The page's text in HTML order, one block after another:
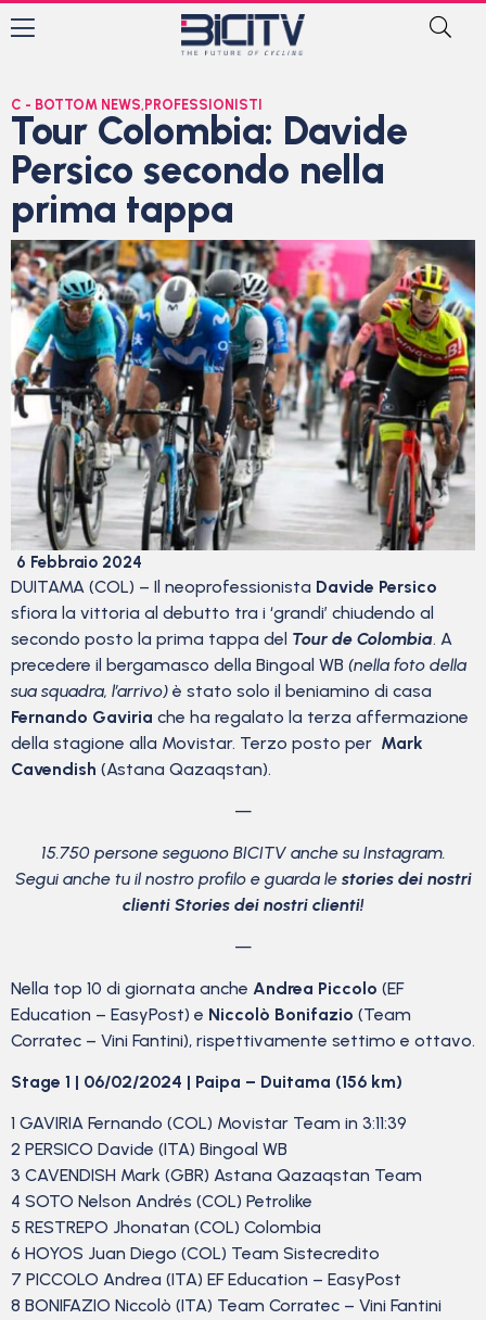
C - BOTTOM NEWS, PROFESSIONISTI
Tour Colombia: Davide
Persico secondo nella
prima tappa
6 Febbraio 2024
DUITAMA (COL) – Il neoprofessionista Davide Persico
sfiora la vittoria al debutto tra i ‘grandi’ chiudendo al
secondo posto la prima tappa del Tour de Colombia. A
precedere il bergamasco della Bingoal WB (nella foto della
sua squadra, l’arrivo) è stato solo il beniamino di casa
Fernando Gaviria che ha regalato la terza affermazione
della stagione alla Movistar. Terzo posto per Mark
Cavendish (Astana Qazaqstan).
—
15.750 persone seguono BICITV anche su Instagram.
Segui anche tu il nostro profilo e guarda le stories dei nostri
clienti Stories dei nostri clienti!
—
Nella top 10 di giornata anche Andrea Piccolo (EF
Education – EasyPost) e Niccolò Bonifazio (Team
Corratec – Vini Fantini), rispettivamente settimo e ottavo.
Stage 1 | 06/02/2024 | Paipa – Duitama (156 km)
1 GAVIRIA Fernando (COL) Movistar Team in 3:11:39
2 PERSICO Davide (ITA) Bingoal WB
3 CAVENDISH Mark (GBR) Astana Qazaqstan Team
4 SOTO Nelson Andrés (COL) Petrolike
5 RESTREPO Jhonatan (COL) Colombia
6 HOYOS Juan Diego (COL) Team Sistecredito
7 PICCOLO Andrea (ITA) EF Education – EasyPost
8 BONIFAZIO Niccolò (ITA) Team Corratec – Vini Fantini